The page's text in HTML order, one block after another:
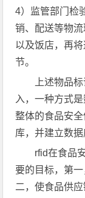
4）监管部门检
销、配送等物
以及饭店，再
节。
上述物品
入，一种方式
整体的食品安
库，并建立数据
rfid在食品
要的目标，第
二，使食品供应